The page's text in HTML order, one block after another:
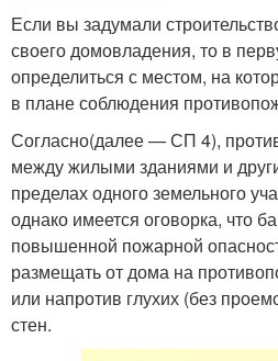
Если вы задумали
своего домовладения, то в
определиться с местом, на
в плане соблюдения
Согласно(далее — СП 4),
между жилыми зданиями и
пределах одного земельного
однако имеется оговорка, что
повышенной пожарной
размещать от дома на
или напротив глухих (без
стен.